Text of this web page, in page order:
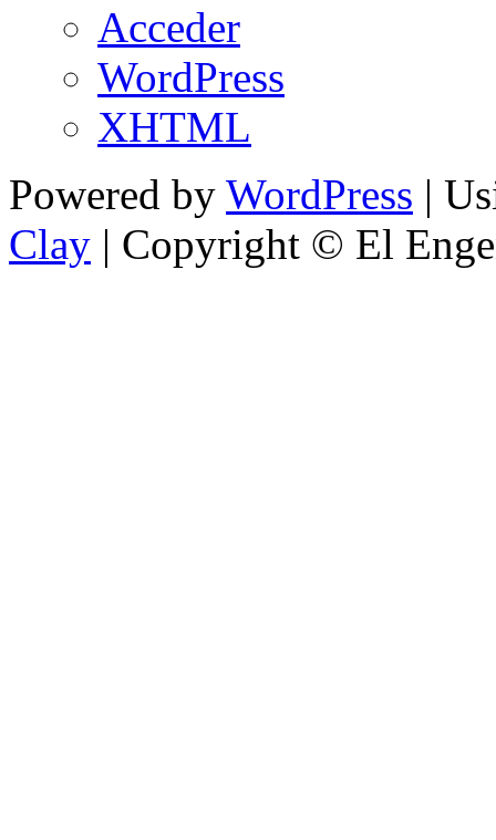
Acceder
WordPress
XHTML
Powered by WordPress |
Clay | Copyright © El